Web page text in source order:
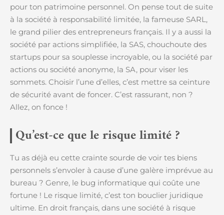
pour ton patrimoine personnel. On pense tout de suite
à la société à responsabilité limitée, la fameuse SARL,
le grand pilier des entrepreneurs français. Il y a aussi la
société par actions simplifiée, la SAS, chouchoute des
startups pour sa souplesse incroyable, ou la société par
actions ou société anonyme, la SA, pour viser les
sommets. Choisir l’une d’elles, c’est mettre sa ceinture
de sécurité avant de foncer. C’est rassurant, non ?
Allez, on fonce !
Qu’est-ce que le risque limité ?
Tu as déjà eu cette crainte sourde de voir tes biens
personnels s’envoler à cause d’une galère imprévue au
bureau ? Genre, le bug informatique qui coûte une
fortune ! Le risque limité, c’est ton bouclier juridique
ultime. En droit français, dans une société à risque